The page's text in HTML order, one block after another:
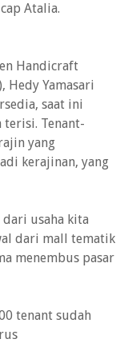
Atalia.
Handicraft
Hedy Yamasari
saat ini
terisi. Tenant-
yang
kerajinan, yang
usaha kita
dari mall tematik
menembus pasar
tenant sudah